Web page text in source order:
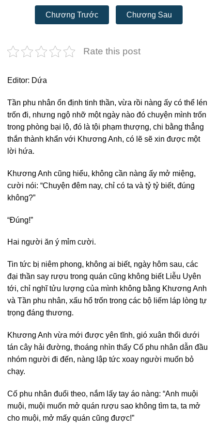
Chương Trước Chương Sau
Rate this post
Editor: Dứa
Tần phu nhân ổn định tinh thần, vừa rồi nàng ấy có thể lén
trốn đi, nhưng ngộ nhỡ một ngày nào đó chuyện mình trốn
trong phòng bại lộ, đó là tội phạm thượng, chi bằng thẳng
thắn thành khẩn với Khương Anh, có lẽ sẽ xin được một
lời hứa.
Khương Anh cũng hiểu, không cần nàng ấy mở miệng,
cười nói: “Chuyện đêm nay, chỉ có ta và tỷ tỷ biết, đúng
không?”
“Đúng!”
Hai người ăn ý mỉm cười.
Tin tức bị niêm phong, không ai biết, ngày hôm sau, các
đại thần say rượu trong quán cũng không biết Liễu Uyên
tới, chỉ nghĩ tửu lượng của mình không bằng Khương Anh
và Tần phu nhân, xấu hổ trốn trong các bộ liếm láp lòng tự
trọng đáng thương.
Khương Anh vừa mới được yên tĩnh, gió xuân thổi dưới
tán cây hải đường, thoáng nhìn thấy Cố phu nhân dẫn đầu
nhóm người đi đến, nàng lập tức xoay người muốn bỏ
chạy.
Cố phu nhân đuổi theo, nắm lấy tay áo nàng: “Anh muội
muội, muội muốn mở quán rượu sao không tìm ta, ta mở
cho muội, mở mấy quán cũng được!”